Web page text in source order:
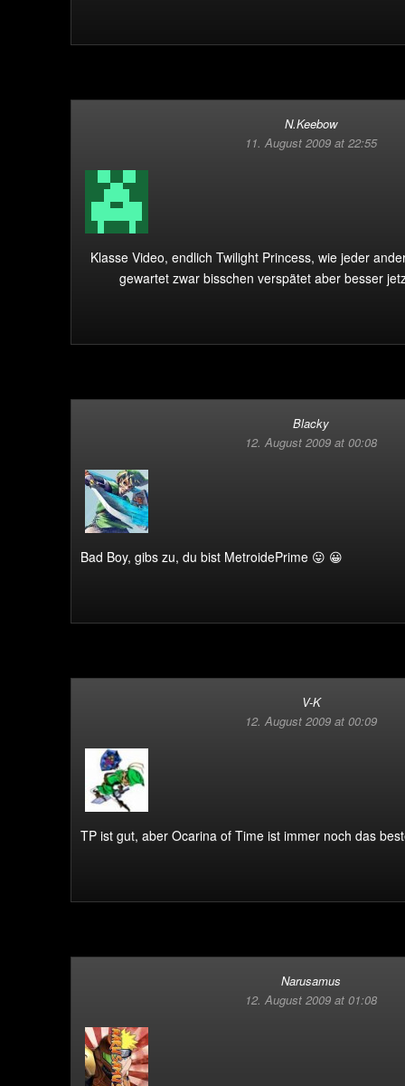
N.Keebow
11. August 2009 at 22:55
Klasse Video, endlich Twilight Princess, wie jeder
gewartet zwar bisschen verspätet aber besser
Blacky
12. August 2009 at 00:08
Bad Boy, gibs zu, du bist MetroidePrime 😛 😀
V-K
12. August 2009 at 00:09
TP ist gut, aber Ocarina of Time ist immer noch das
Narusamus
12. August 2009 at 01:08